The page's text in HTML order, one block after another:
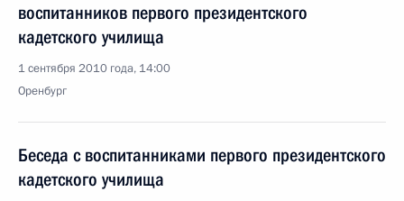
воспитанников первого президентского
кадетского училища
1 сентября 2010 года, 14:00
Оренбург
Беседа с воспитанниками первого президентского
кадетского училища